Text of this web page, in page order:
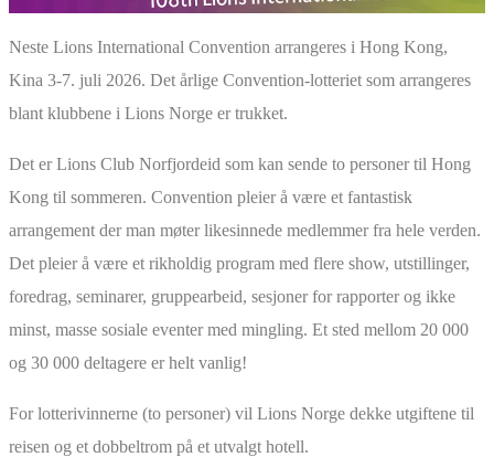
Neste Lions International Convention arrangeres i Hong Kong,
Kina 3-7. juli 2026. Det årlige Convention-lotteriet som arrangeres
blant klubbene i Lions Norge er trukket.
Det erLions Club Norfjordeid som kan sende to personer til Hong
Kong til sommeren. Convention pleier å være et fantastisk
arrangement der man møter likesinnede medlemmer fra hele verden.
Det pleier å være et rikholdig program med flere show, utstillinger,
foredrag, seminarer, gruppearbeid, sesjoner for rapporter og ikke
minst, masse sosiale eventer med mingling. Et sted mellom 20 000
og 30 000 deltagere er helt vanlig!
For lotterivinnerne (to personer) vil Lions Norge dekke utgiftene til
reisen og et dobbeltrom på et utvalgt hotell.